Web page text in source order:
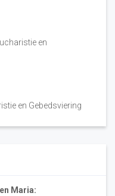
en
en Gebedsviering
Maria: